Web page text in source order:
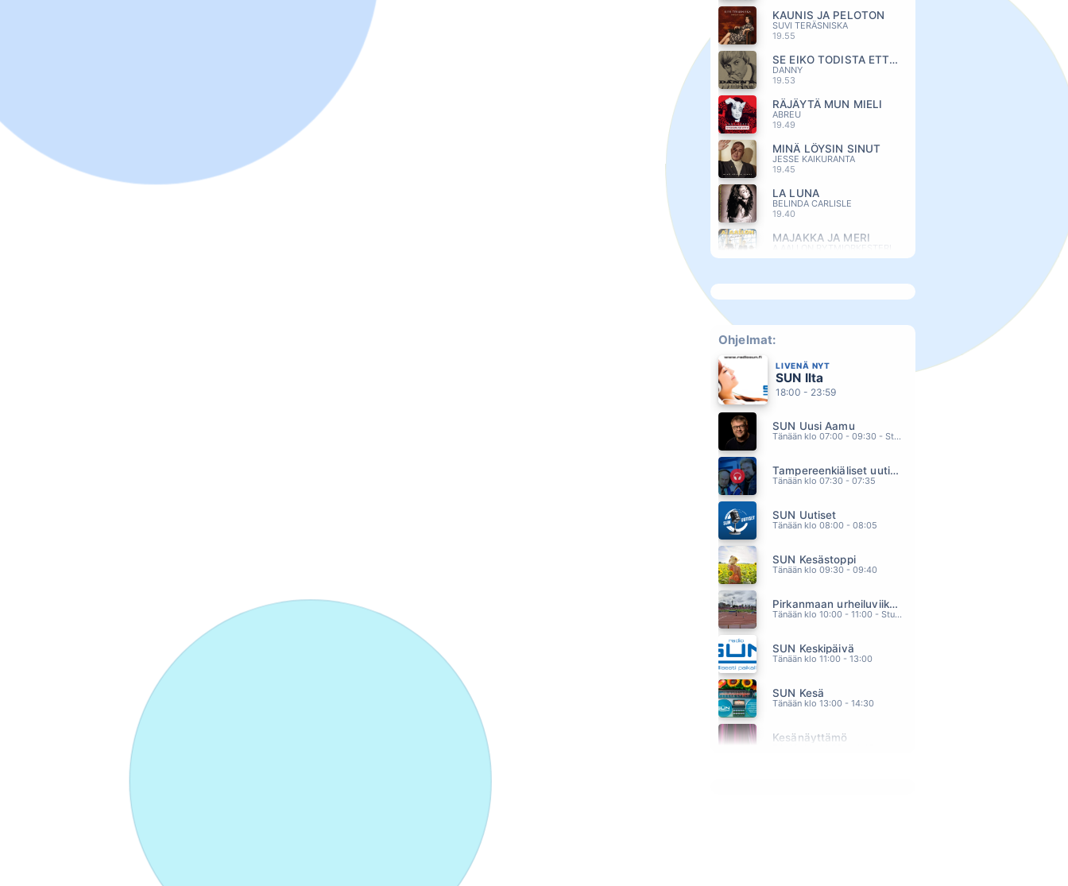
KAUNIS JA PELOTON
SUVI TERÄSNISKA
19.55
SE EIKO TODISTA ETTA MUUTUIN
DANNY
19.53
RÄJÄYTÄ MUN MIELI
ABREU
19.49
MINÄ LÖYSIN SINUT
JESSE KAIKURANTA
19.45
LA LUNA
BELINDA CARLISLE
19.40
MAJAKKA JA MERI
19.36
KIPEE (feat. Olavi Uusivirta)
19.33
YOU SANG TO ME
ANTHONY MARC
19.29
SYTYTÄ MUT
ANTTI KETONEN
19.25
SCANDINAVIAN MUSIC GROUP
19.22
ANNE MATTILA
19.19
ARTTU WISKARI
19.16
ANNELI SAARISTO
19.12
TINA TURNER
19.09
ERIKA VIKMAN & ANTTI TUISKU
19.06
ALEXANDER RYBAK
19.02
OLLI HELENIUS
Ohjelmat:
LIVENÄ NYT
SUN Ilta
18:00 - 23:59
SUN Uusi Aamu
Tänään klo 07:00 - 09:30 - Studiossa: Kimmo Hoivassilta
Tampereenkiäliset uutiset
Tänään klo 07:30 - 07:35
SUN Uutiset
Tänään klo 08:00 - 08:05
SUN Kesästoppi
Tänään klo 09:30 - 09:40
Pirkanmaan urheiluviikonloppu
Tänään klo 10:00 - 11:00 - Studiossa: Oiva Paakkari
SUN Keskipäivä
Tänään klo 11:00 - 13:00
SUN Kesä
Tänään klo 13:00 - 14:30
Kesänäyttämö